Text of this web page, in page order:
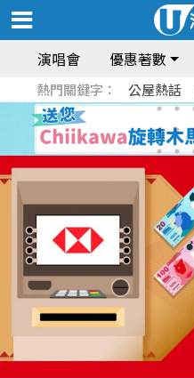
演唱會 優惠著數
熱門關鍵字： 公屋熱話